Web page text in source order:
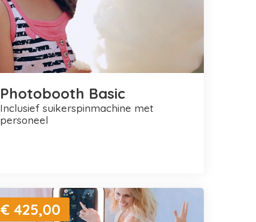
Photobooth Basic
inclusief suikerspinmachine met
personeel
€ 425,00